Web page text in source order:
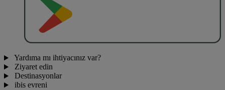
Yardıma mı ihtiyacınız var?
Ziyaret edin
Destinasyonlar
ibis evreni